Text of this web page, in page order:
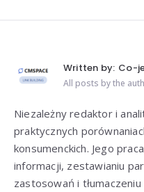
Written by: Co-
All posts by the
Niezależny redaktor i
praktycznych
konsumenckich. Jego
informacji, zestawianiu
zastosowań i